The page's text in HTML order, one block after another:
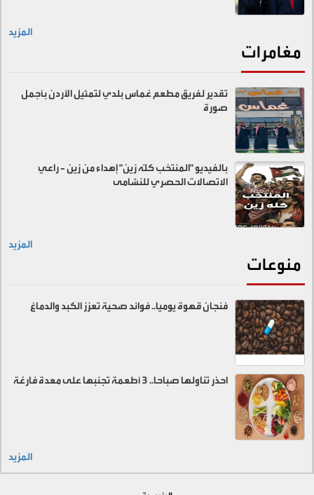
المزيد
مغامرات
تقدير لفريق مطعم غماس بلدي لتمثيل الأردن بأجمل
صورة
بالفيديو "المنتخب كلّه زين" إهداء من زين - راعي
الاتصالات الحصري للنشامى
المزيد
منوعات
فنجان قهوة يوميا.. فوائد صحية تعزز الكبد والدماغ
احذر تناولها صباحا.. 3 أطعمة تجنبها على معدة فارغة
المزيد